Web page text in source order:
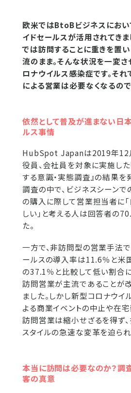
欧米ではBtoBビジネスにおい
イドセールスが活用されてきま
では訪問することに重きを置
流のまま。そんな状況を一変さ
ロナウイルス感染症です。それ
による営業は必要なくなるので
依然として普及が進まない日
ルス事情
HubSpot Japanは2019年12
役員、会社員を対象に実施し
する意識・実態調査』の結果を
調査の中で、ビジネスシーン
の購入に際して営業担当者に
しい」と考える人は回答者の
た。
一方で、非訪問型の営業手法
ールスの導入率は11.6％と米
の37.1％と比較して低い割合
訪問営業が主流であることが
ました。しかし新型コロナウ
よる商業イベントの中止や在
訪問営業は縮小せざるを得ず
スタイルの急速な変革を迫られ
本当に訪問は必要なのか？調
客の真意